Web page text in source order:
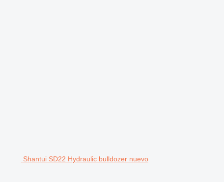
Shantui SD22 Hydraulic bulldozer nuevo